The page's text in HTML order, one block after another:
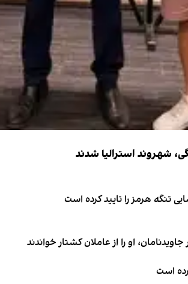
تنگه هرمز را تایید کرده است
او را از عاملان کشتار خواندند
است